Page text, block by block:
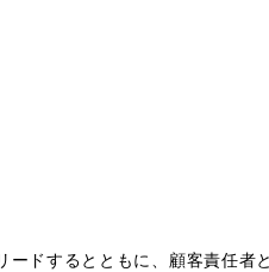
ドするとともに、顧客責任者